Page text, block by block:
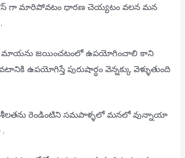
గా మారిపోవటం ధారణ చెయ్యటం వలన మన
మాయను జయించటంలో ఉపయోగించాలి కాని
ఉపయోగిస్తే పురుషార్ధం వెన్నక్కు వెళ్ళుతుంది
రెండింటిని సమపాళ్ళలో మనలో వున్నాయా